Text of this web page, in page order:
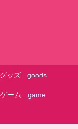
グッズ goods
ゲーム game